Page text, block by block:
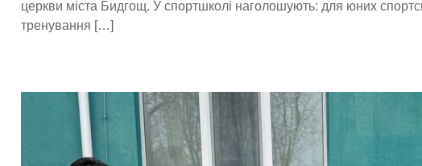
церкви міста Бидгощ. У спортшколі наголошують: для юних
тренування […]